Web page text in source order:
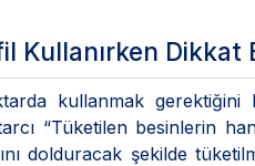
Kullanırken Dikkat
kullanmak gerektiğini
“Tüketilen besinlerin
dolduracak şekilde